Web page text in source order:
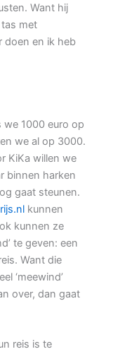
Want hij
met
doen en ik heb
we 1000 euro op
we al op 3000.
KiKa willen we
binnen harken
gaat steunen.
kunnen
kunnen ze
te geven: een
Want die
‘meewind’
over, dan gaat
reis is te